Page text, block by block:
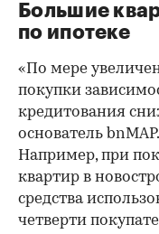
Большие
по ипотеке
«По мере
покупки
кредитования
основатель
Например, при
квартир в
средства
четверти